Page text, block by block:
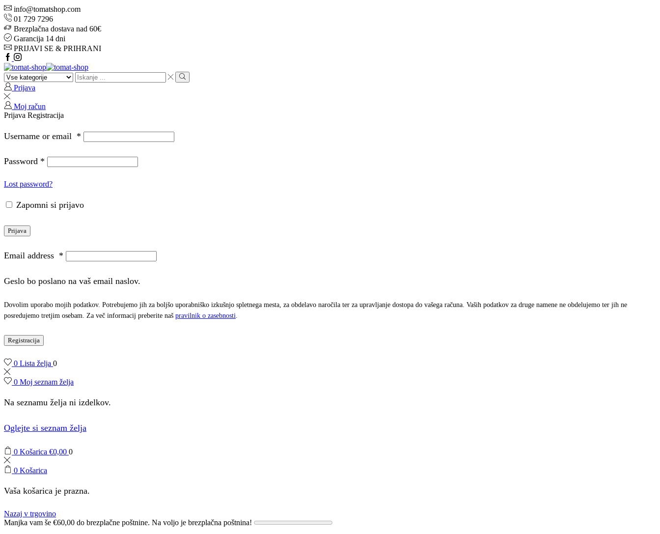
info@tomatshop.com
01 729 7296
Brezplačna dostava nad 60€
Garancija 14 dni
PRIJAVI SE & PRIHRANI
Prijava
Moj račun
Prijava Registracija
Username or email *
Password *
Lost password?
Zapomni si prijavo
Prijava
Email address *
Geslo bo poslano na vaš email naslov.
Dovolim uporabo mojih podatkov. Potrebujemo jih za boljšo uporabniško izkušnjo spletnega mesta, za obdelavo naročila ter za upravljanje dostopa do vašega računa. Vaših podatkov za druge namene ne obdelujemo ter jih ne
posredujemo tretjim osebam. Za več informacij preberite naš pravilnik o zasebnosti.
Registracija
0 Lista želja 0
0 Moj seznam želja
Na seznamu želja ni izdelkov.
Oglejte si seznam želja
0 Košarica €0,00 0
0 Košarica
Vaša košarica je prazna.
Nazaj v trgovino
Manjka vam še €60,00 do brezplačne poštnine. Na voljo je brezplačna poštnina!